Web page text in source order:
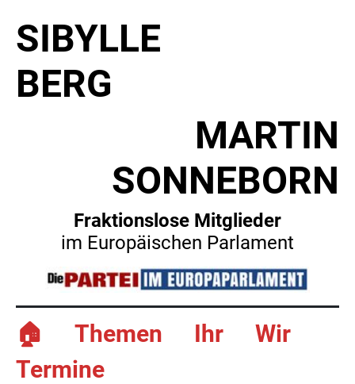
SIBYLLE
BERG
MARTIN
SONNEBORN
Fraktionslose Mitglieder
im Europäischen Parlament
🏠 Themen Ihr
Wir
Termine